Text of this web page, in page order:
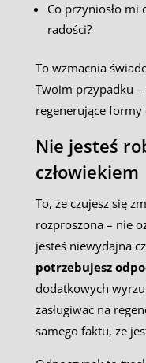
Co przyniosło
radości?
To wzmacnia
Twoim przypadku
regenerujące formy
Nie jesteś
człowiekiem
To, że czujesz się
rozproszona – nie
jesteś niewydajna
potrzebujesz
dodatkowych
zasługiwać na
samego faktu, że